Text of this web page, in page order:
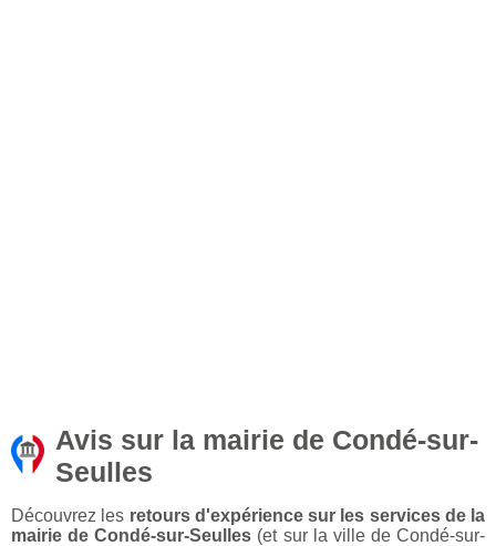
Avis sur la mairie de Condé-sur-
Seulles
Découvrez les retours d'expérience sur les services de la
mairie de Condé-sur-Seulles (et sur la ville de Condé-sur-